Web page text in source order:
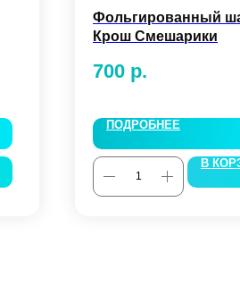
Фольгированный
Крош Смешарики
700 р.
ПОДРОБНЕЕ
В